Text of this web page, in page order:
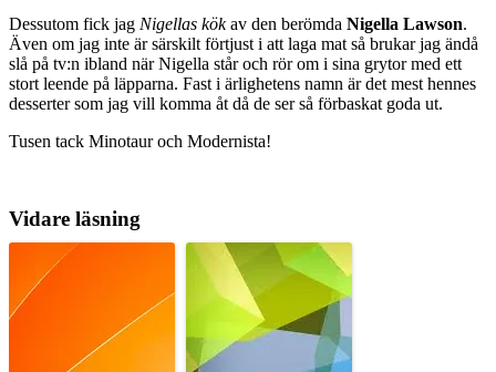
Dessutom fick jag Nigellas kökav den berömda Nigella Lawson.
Även om jag inte är särskilt förtjust i att laga mat så brukar jag ändå
slå på tv:n ibland när Nigella står och rör om i sina grytor med ett
stort leende på läpparna. Fast i ärlighetens namn är det mest hennes
desserter som jag vill komma åt då de ser så förbaskat goda ut.
Tusen tack Minotaur och Modernista!
Vidare läsning